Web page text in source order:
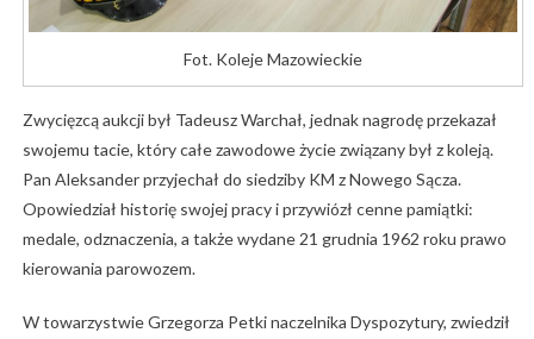
Fot. Koleje Mazowieckie
Zwycięzcą aukcji był Tadeusz Warchał, jednak nagrodę przekazał
swojemu tacie, który całe zawodowe życie związany był z koleją.
Pan Aleksander przyjechał do siedziby KM z Nowego Sącza.
Opowiedział historię swojej pracy i przywiózł cenne pamiątki:
medale, odznaczenia, a także wydane 21 grudnia 1962 roku prawo
kierowania parowozem.
W towarzystwie Grzegorza Petki naczelnika Dyspozytury, zwiedził